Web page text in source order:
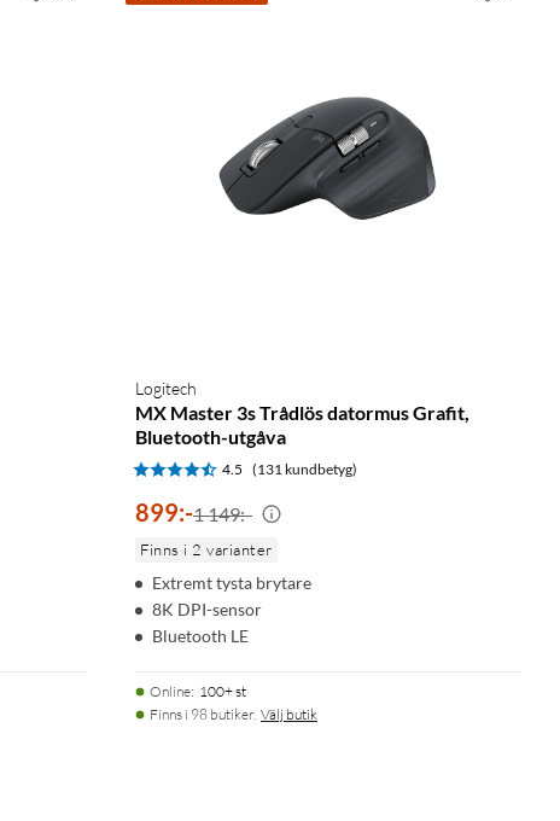
Logitech
MX Master 3s Trådlös datormus Grafit,
Bluetooth-utgåva
4.5 (131 kundbetyg)
899:-1 149:-
Finns i 2 varianter
Extremt tysta brytare
8K DPI-sensor
Bluetooth LE
Online: 100+ st
Finns i 98 butiker. Välj butik